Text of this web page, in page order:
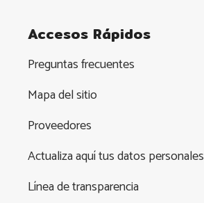
Accesos Rápidos
Preguntas frecuentes
Mapa del sitio
Proveedores
Actualiza aquí tus datos personales
Línea de transparencia